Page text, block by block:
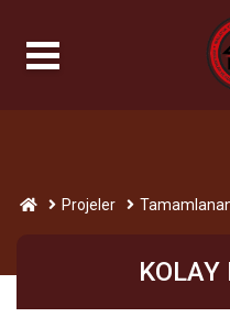
Projeler
KOLAY